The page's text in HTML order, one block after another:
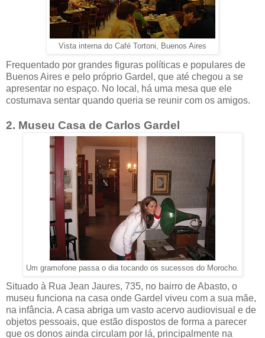
Vista interna do Café Tortoni, Buenos Aires
Frequentado por grandes figuras políticas e populares de
Buenos Aires e pelo próprio Gardel, que até chegou a se
apresentar no espaço. No local, há uma mesa que ele
costumava sentar quando queria se reunir com os amigos.
2. Museu Casa de Carlos Gardel
Um gramofone passa o dia tocando os sucessos do Morocho.
Situado à Rua Jean Jaures, 735, no bairro de Abasto, o
museu funciona na casa onde Gardel viveu com a sua mãe,
na infância. A casa abriga um vasto acervo audiovisual e de
objetos pessoais, que estão dispostos de forma a parecer
que os donos ainda circulam por lá, principalmente na